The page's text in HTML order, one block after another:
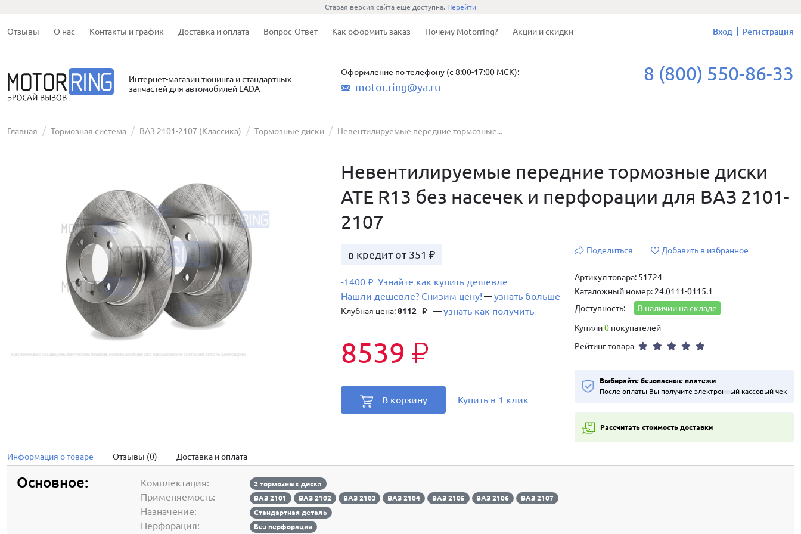
Старая версия сайта еще доступна. Перейти
Отзывы О нас Контакты и график Доставка и оплата Вопрос-Ответ Как оформить заказ Почему Motorring? Акции и скидки Вход Регистрация
Интернет-магазин тюнинга и стандартных
запчастей для автомобилей LADA
Оформление по телефону (с 8:00-17:00 МСК):
motor.ring@ya.ru
8 (800) 550-86-33
Главная Тормозная система ВАЗ 2101-2107 (Классика) Тормозные диски Невентилируемые передние тормозные...
Невентилируемые передние тормозные диски
ATE R13 без насечек и перфорации для ВАЗ 2101-
2107
в кредит от 351 ₽
-1400 ₽ Узнайте как купить дешевле
Нашли дешевле? Снизим цену! —узнать больше
Клубная цена:8112 ₽ —узнать как получить
8539 ₽
В корзину Купить в 1 клик
Поделиться Добавить в избранное
Артикул товара: 51724
Каталожный номер: 24.0111-0115.1
Доступность:
В наличии на складе
Купили0 покупателей
Рейтинг товара
Выбирайте безопасные платежи
После оплаты Вы получите электронный кассовый чек
Рассчитать стоимость доставки
Информация о товаре Отзывы (0) Доставка и оплата
Основное: Комплектация: 2 тормозных диска
Применяемость: ВАЗ 2101 ВАЗ 2102 ВАЗ 2103 ВАЗ 2104 ВАЗ 2105 ВАЗ 2106 ВАЗ 2107
Назначение: Стандартная деталь
Перфорация: Без перфорации